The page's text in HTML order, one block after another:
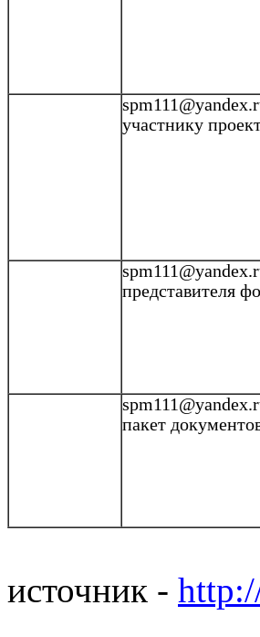
участнику
представителя
пакет
источник -